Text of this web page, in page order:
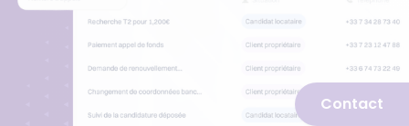
Contact